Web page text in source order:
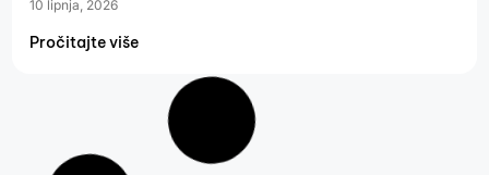
10 lipnja, 2026
Pročitajte više